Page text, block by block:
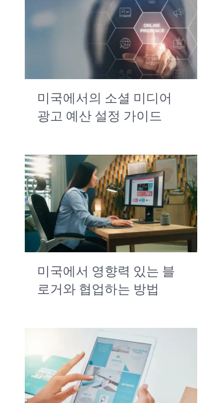
온라인 마케팅
중소기업 미국진출
문의하기
미국에서의 소셜 미디어
광고 예산 설정 가이드
미국에서 영향력 있는 블
로거와 협업하는 방법